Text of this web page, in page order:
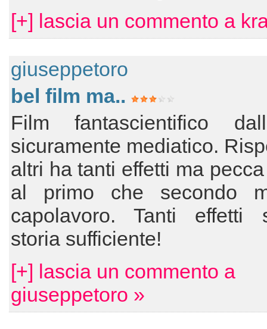
[+] lascia un commento a
giuseppetoro
bel film ma..
Film fantascientifico
sicuramente mediatico.
altri ha tanti effetti ma
al primo che secondo
capolavoro. Tanti effetti
storia sufficiente!
[+] lascia un commento a
giuseppetoro »